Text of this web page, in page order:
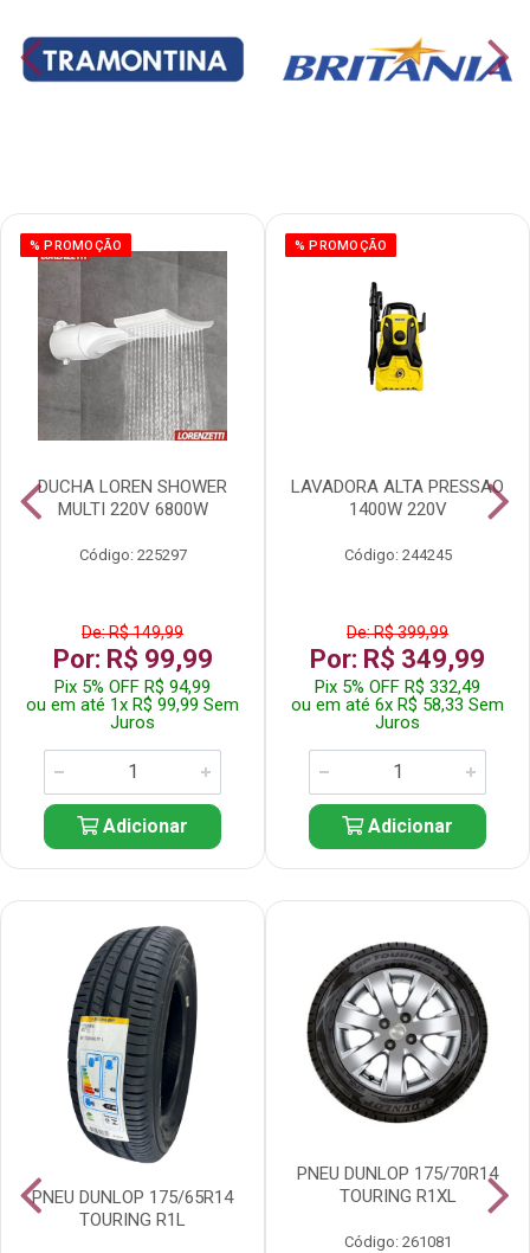
% PROMOÇÃO
DUCHA LOREN SHOWER
MULTI 220V 6800W
Código: 225297
De: R$ 149,99
Por: R$ 99,99
Pix 5% OFF R$ 94,99
ou em até 1x R$ 99,99 Sem
Juros
Adicionar
% PROMOÇÃO
LAVADORA ALTA PRESSAO
1400W 220V
Código: 244245
De: R$ 399,99
Por: R$ 349,99
Pix 5% OFF R$ 332,49
ou em até 6x R$ 58,33 Sem
Juros
Adicionar
PNEU DUNLOP 175/65R14
TOURING R1L
PNEU DUNLOP 175/70R14
TOURING R1XL
Código: 261081